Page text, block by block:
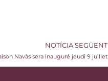
NOTÍCIA SEGÜENT
Navàs sera inauguré jeudi 9 juillet